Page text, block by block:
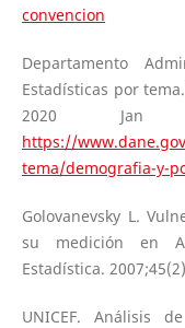
convencion
Departamento
Estadísticas por
2020 Jan
https://
tema/demografia-y-
Golovanevsky L.
su medición en
Estadística.
UNICEF. Análisis